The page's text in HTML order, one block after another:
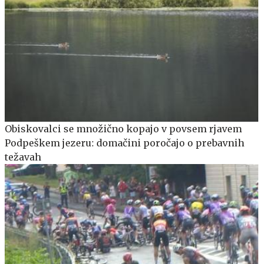
Obiskovalci se množično kopajo v povsem rjavem
Podpeškem jezeru: domačini poročajo o prebavnih
težavah